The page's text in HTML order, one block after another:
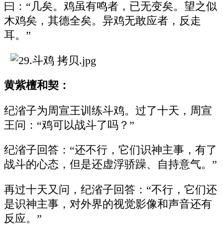
曰：“几矣。鸡虽有鸣者，已无变矣。望之似
木鸡矣，其德全矣。异鸡无敢应者，反走
耳。”
黄紫檀和契：
纪渻子为周宣王训练斗鸡。过了十天，周宣
王问：“鸡可以战斗了吗？”
纪渻子回答：“还不行，它们识神主事，有了
战斗的心态，但是还虚浮骄躁、自持意气。”
再过十天又问，纪渻子回答：“不行，它们还
是识神主事，对外界的视觉影像和声音还有
反应。”